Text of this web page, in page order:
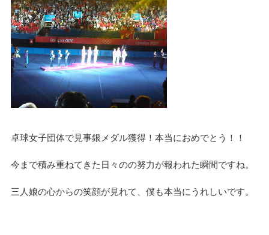
卓球女子団体で見事銀メダル獲得！本当におめでとう！！
今まで積み重ねてきた日々のの努力が報われた瞬間ですね。
三人娘の心からの笑顔が見れて、僕も本当にうれしいです。